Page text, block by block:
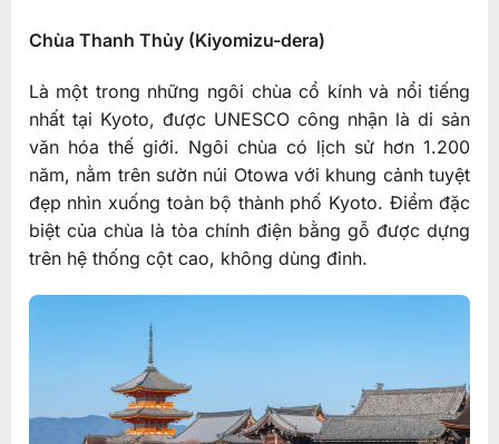
Chùa Thanh Thủy (Kiyomizu-dera)
Là một trong những ngôi chùa cổ kính và nổi tiếng
nhất tại Kyoto, được UNESCO công nhận là di sản
văn hóa thế giới. Ngôi chùa có lịch sử hơn 1.200
năm, nằm trên sườn núi Otowa với khung cảnh tuyệt
đẹp nhìn xuống toàn bộ thành phố Kyoto. Điểm đặc
biệt của chùa là tòa chính điện bằng gỗ được dựng
trên hệ thống cột cao, không dùng đinh.